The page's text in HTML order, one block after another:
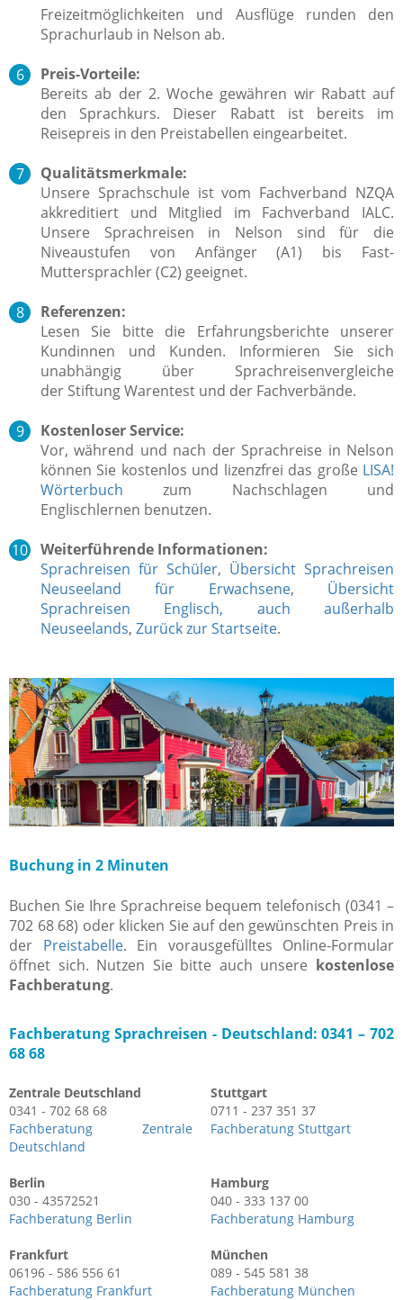
Freizeitmöglichkeiten und Ausflüge runden den
Sprachurlaub in Nelson ab.
Preis-Vorteile:
Bereits ab der 2. Woche gewähren wir Rabatt auf
den Sprachkurs. Dieser Rabatt ist bereits im
Reisepreis in den Preistabellen eingearbeitet.
Qualitätsmerkmale:
Unsere Sprachschule ist vom Fachverband NZQA
akkreditiert und Mitglied im Fachverband IALC.
Unsere Sprachreisen in Nelson sind für die
Niveaustufen von Anfänger (A1) bis Fast-
Muttersprachler (C2) geeignet.
Referenzen:
Lesen Sie bitte die Erfahrungsberichte unserer
Kundinnen und Kunden. Informieren Sie sich
unabhängig über Sprachreisenvergleiche
der Stiftung Warentest und der Fachverbände.
Kostenloser Service:
Vor, während und nach der Sprachreise in Nelson
können Sie kostenlos und lizenzfrei das große LISA!
Wörterbuch zum Nachschlagen und
Englischlernen benutzen.
Weiterführende Informationen:
Sprachreisen für Schüler, Übersicht Sprachreisen
Neuseeland für Erwachsene, Übersicht
Sprachreisen Englisch, auch außerhalb
Neuseelands, Zurück zur Startseite.
Buchung in 2 Minuten
Buchen Sie Ihre Sprachreise bequem telefonisch (0341 –
702 68 68) oder klicken Sie auf den gewünschten Preis in
der Preistabelle. Ein vorausgefülltes Online-Formular
öffnet sich. Nutzen Sie bitte auch unsere kostenlose
Fachberatung.
Fachberatung Sprachreisen - Deutschland: 0341 – 702
68 68
Zentrale Deutschland
0341 - 702 68 68
Fachberatung Zentrale
Deutschland
Stuttgart
0711 - 237 351 37
Fachberatung Stuttgart
Berlin
030 - 43572521
Fachberatung Berlin
Hamburg
040 - 333 137 00
Fachberatung Hamburg
Frankfurt
06196 - 586 556 61
Fachberatung Frankfurt
München
089 - 545 581 38
Fachberatung München